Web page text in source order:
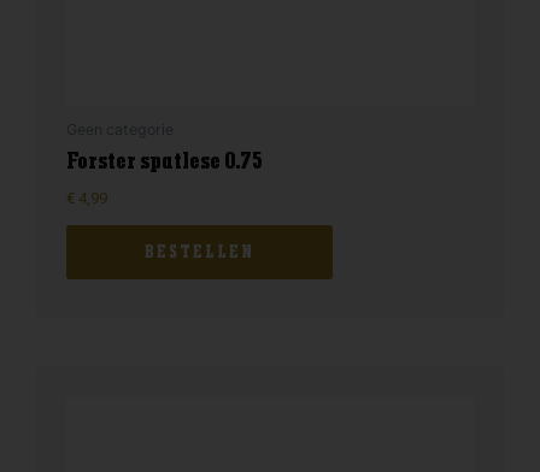
Forster spatlese 0.75
€ 4,99
BESTELLEN